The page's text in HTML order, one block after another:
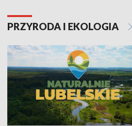
PRZYRODA I EKOLOGIA